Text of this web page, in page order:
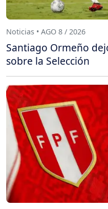
Noticias • AGO 8 / 2026
Santiago Ormeño
sobre la Selección